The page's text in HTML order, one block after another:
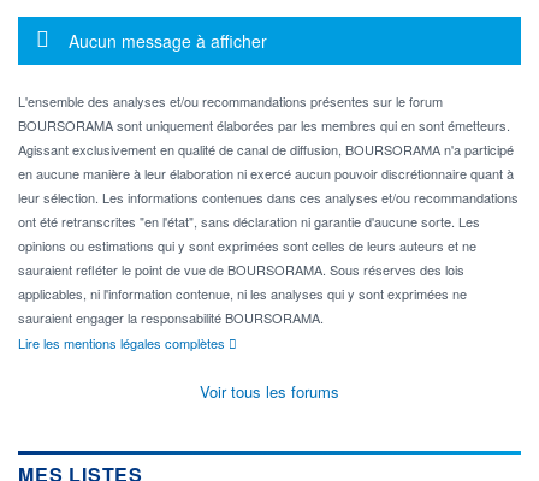
Message d'information
Aucun message à afficher
L'ensemble des analyses et/ou recommandations présentes sur le forum
BOURSORAMA sont uniquement élaborées par les membres qui en sont émetteurs.
Agissant exclusivement en qualité de canal de diffusion, BOURSORAMA n'a participé
en aucune manière à leur élaboration ni exercé aucun pouvoir discrétionnaire quant à
leur sélection. Les informations contenues dans ces analyses et/ou recommandations
ont été retranscrites "en l'état", sans déclaration ni garantie d'aucune sorte. Les
opinions ou estimations qui y sont exprimées sont celles de leurs auteurs et ne
sauraient refléter le point de vue de BOURSORAMA. Sous réserves des lois
applicables, ni l'information contenue, ni les analyses qui y sont exprimées ne
sauraient engager la responsabilité BOURSORAMA.
Lire les mentions légales complètes
Voir tous les forums
MES LISTES